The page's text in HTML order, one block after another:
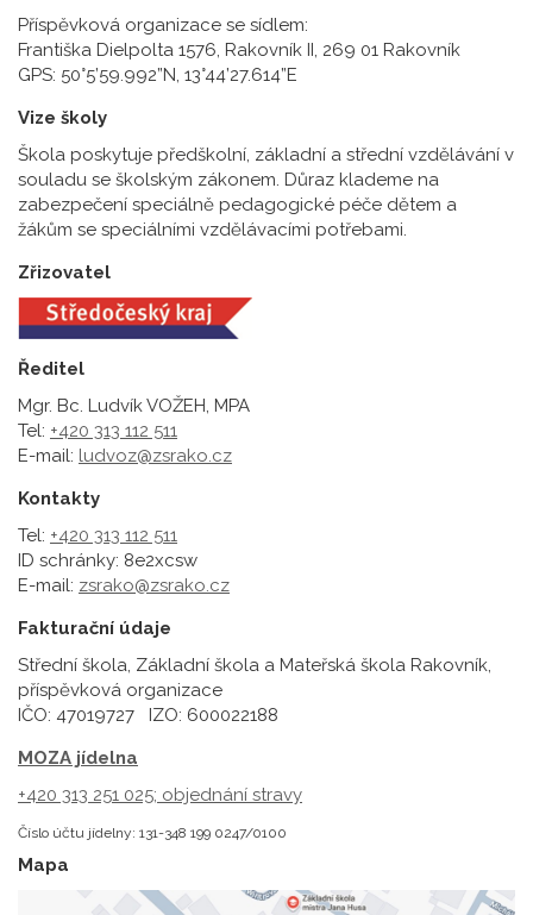
Příspěvková organizace se sídlem:
Františka Dielpolta 1576, Rakovník II, 269 01 Rakovník
GPS: 50°5’59.992”N, 13°44’27.614”E
Vize školy
Škola poskytuje předškolní, základní a střední vzdělávání v
souladu se školským zákonem. Důraz klademe na
zabezpečení speciálně pedagogické péče dětem a
žákům se speciálními vzdělávacími potřebami.
Zřizovatel
Ředitel
Mgr. Bc. Ludvík VOŽEH, MPA
Tel: +420 313 112 511
E-mail: ludvoz@zsrako.cz
Kontakty
Tel: +420 313 112 511
ID schránky: 8e2xcsw
E-mail: zsrako@zsrako.cz
Fakturační údaje
Střední škola, Základní škola a Mateřská škola Rakovník,
příspěvková organizace
IČO: 47019727 IZO: 600022188
MOZA jídelna
+420 313 251 025; objednání stravy
Číslo účtu jídelny: 131-348 199 0247/0100
Mapa